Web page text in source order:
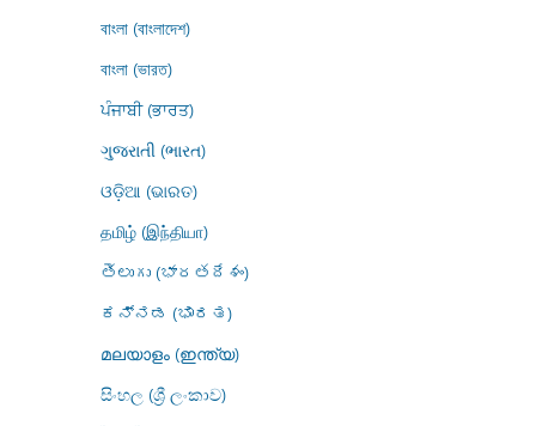
বাংলা (বাংলাদেশ)
বাংলা (ভারত)
ਪੰਜਾਬੀ (ਭਾਰਤ)
ગુજરાતી (ભારત)
ଓଡ଼ିଆ (ଭାରତ)
தமிழ் (இந்தியா)
తెలుగు (భారతదేశం)
ಕನ್ನಡ (ಭಾರತ)
മലയാളം (ഇന്ത്യ)
සිංහල (ශ්‍රී ලංකාව)